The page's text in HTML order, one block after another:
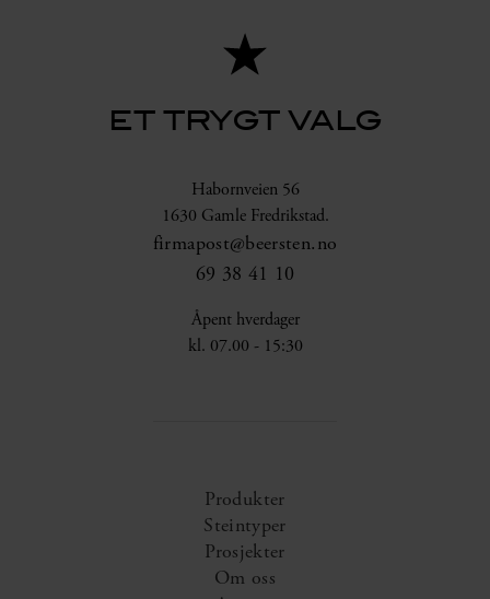
ET TRYGT VALG
Habornveien 56
1630 Gamle Fredrikstad.
firmapost@beersten.no
69 38 41 10
Åpent hverdager
kl. 07.00 - 15:30
Produkter
Steintyper
Prosjekter
Om oss